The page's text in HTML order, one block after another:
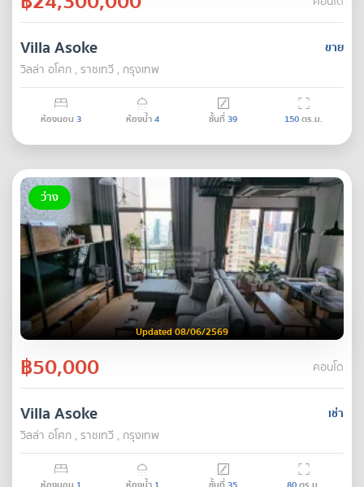
ขาย
Villa Asoke
วิลล่า อโศก , ราชเทวี , กรุงเทพ
ห้องนอน 3 ห้องน้ำ4 ชั้นที่39 150ตร.ม.
ว่าง
Updated 08/06/2569
฿50,000 คอนโด
เช่า
Villa Asoke
วิลล่า อโศก , ราชเทวี , กรุงเทพ